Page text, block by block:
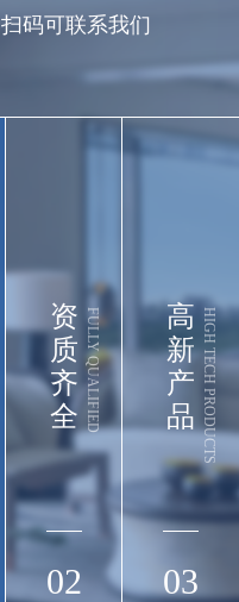
扫码可联系我们
资
质
齐
全 FULLY QUALIFIED
02
高
新
产
品 HIGH TECH PRODUCTS
03